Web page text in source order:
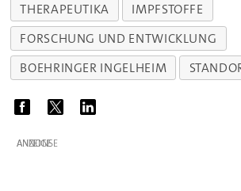
THERAPEUTIKA
IMPFSTOFFE
FORSCHUNG UND ENTWICKLUNG
BOEHRINGER INGELHEIM
ANZEIGE